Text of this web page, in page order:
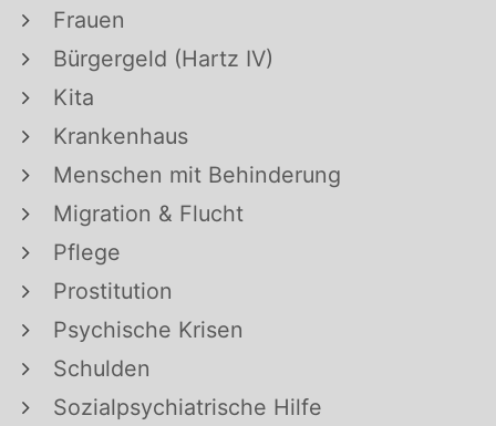
Frauen
Bürgergeld (Hartz IV)
Kita
Krankenhaus
Menschen mit Behinderung
Migration & Flucht
Pflege
Prostitution
Psychische Krisen
Schulden
Sozialpsychiatrische Hilfe